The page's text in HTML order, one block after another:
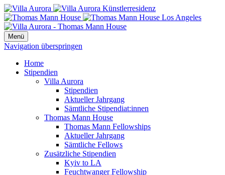
Menü
Navigation überspringen
Home
Stipendien
Villa Aurora
Stipendien
Aktueller Jahrgang
Sämtliche Stipendiat:innen
Thomas Mann House
Thomas Mann Fellowships
Aktueller Jahrgang
Sämtliche Fellows
Zusätzliche Stipendien
Kyiv to LA
Feuchtwanger Fellowship